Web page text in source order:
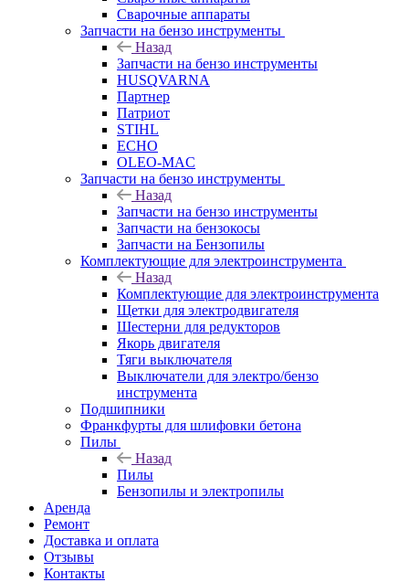
Сварочные аппараты
Запчасти на бензо инструменты
Назад
Запчасти на бензо инструменты
HUSQVARNA
Партнер
Патриот
STIHL
ECHO
OLEO-MAC
Запчасти на бензо инструменты
Назад
Запчасти на бензо инструменты
Запчасти на бензокосы
Запчасти на Бензопилы
Комплектующие для электроинструмента
Назад
Комплектующие для электроинструмента
Щетки для электродвигателя
Шестерни для редукторов
Якорь двигателя
Тяги выключателя
Выключатели для электро/бензо
инструмента
Подшипники
Франкфурты для шлифовки бетона
Пилы
Назад
Пилы
Бензопилы и электропилы
Аренда
Ремонт
Доставка и оплата
Отзывы
Контакты